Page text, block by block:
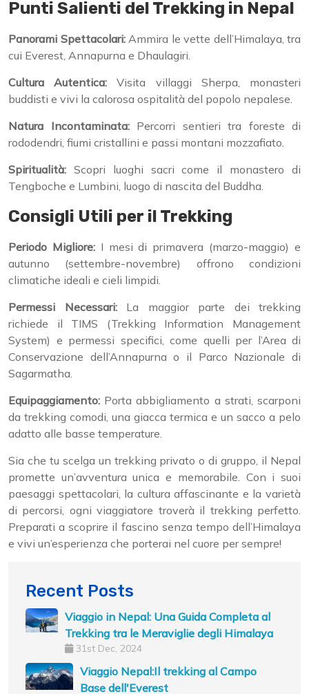
Punti Salienti del Trekking in Nepal
Panorami Spettacolari:Ammira le vette dell’Himalaya, tra
cui Everest, Annapurna e Dhaulagiri.
Cultura Autentica: Visita villaggi Sherpa, monasteri
buddisti e vivi la calorosa ospitalità del popolo nepalese.
Natura Incontaminata:Percorri sentieri tra foreste di
rododendri, fiumi cristallini e passi montani mozzafiato.
Spiritualità: Scopri luoghi sacri come il monastero di
Tengboche e Lumbini, luogo di nascita del Buddha.
Consigli Utili per il Trekking
Periodo Migliore:I mesi di primavera (marzo-maggio) e
autunno (settembre-novembre) offrono condizioni
climatiche ideali e cieli limpidi.
Permessi Necessari:La maggior parte dei trekking
richiede il TIMS (Trekking Information Management
System) e permessi specifici, come quelli per l’Area di
Conservazione dell’Annapurna o il Parco Nazionale di
Sagarmatha.
Equipaggiamento: Porta abbigliamento a strati, scarponi
da trekking comodi, una giacca termica e un sacco a pelo
adatto alle basse temperature.
Sia che tu scelga un trekking privato o di gruppo, il Nepal
promette un’avventura unica e memorabile. Con i suoi
paesaggi spettacolari, la cultura affascinante e la varietà
di percorsi, ogni viaggiatore troverà il trekking perfetto.
Preparati a scoprire il fascino senza tempo dell’Himalaya
e vivi un’esperienza che porterai nel cuore per sempre!
Recent Posts
Viaggio in Nepal: Una Guida Completa al
Trekking tra le Meraviglie degli Himalaya
31st Dec, 2024
Viaggio Nepal:Il trekking al Campo
Base dell'Everest